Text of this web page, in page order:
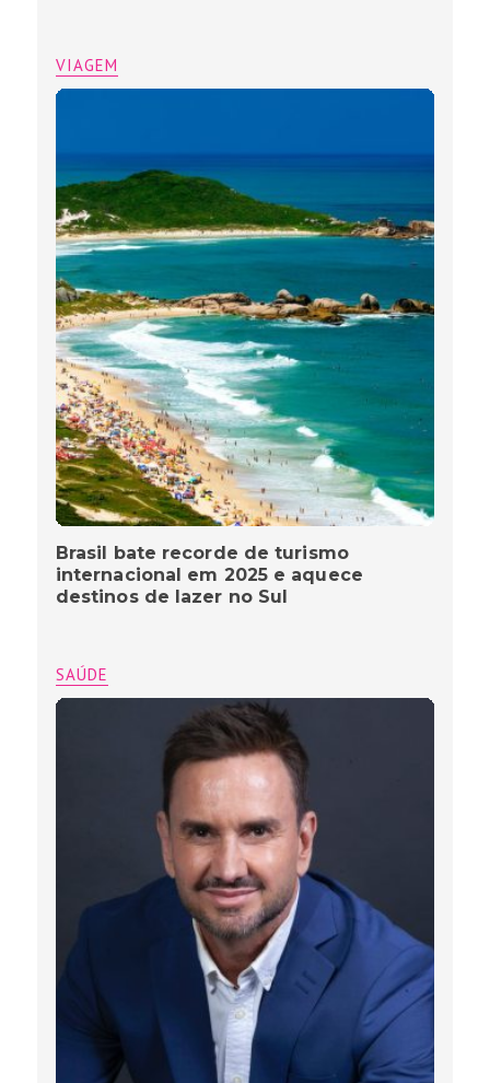
VIAGEM
Brasil bate recorde de turismo
internacional em 2025 e aquece
destinos de lazer no Sul
SAÚDE